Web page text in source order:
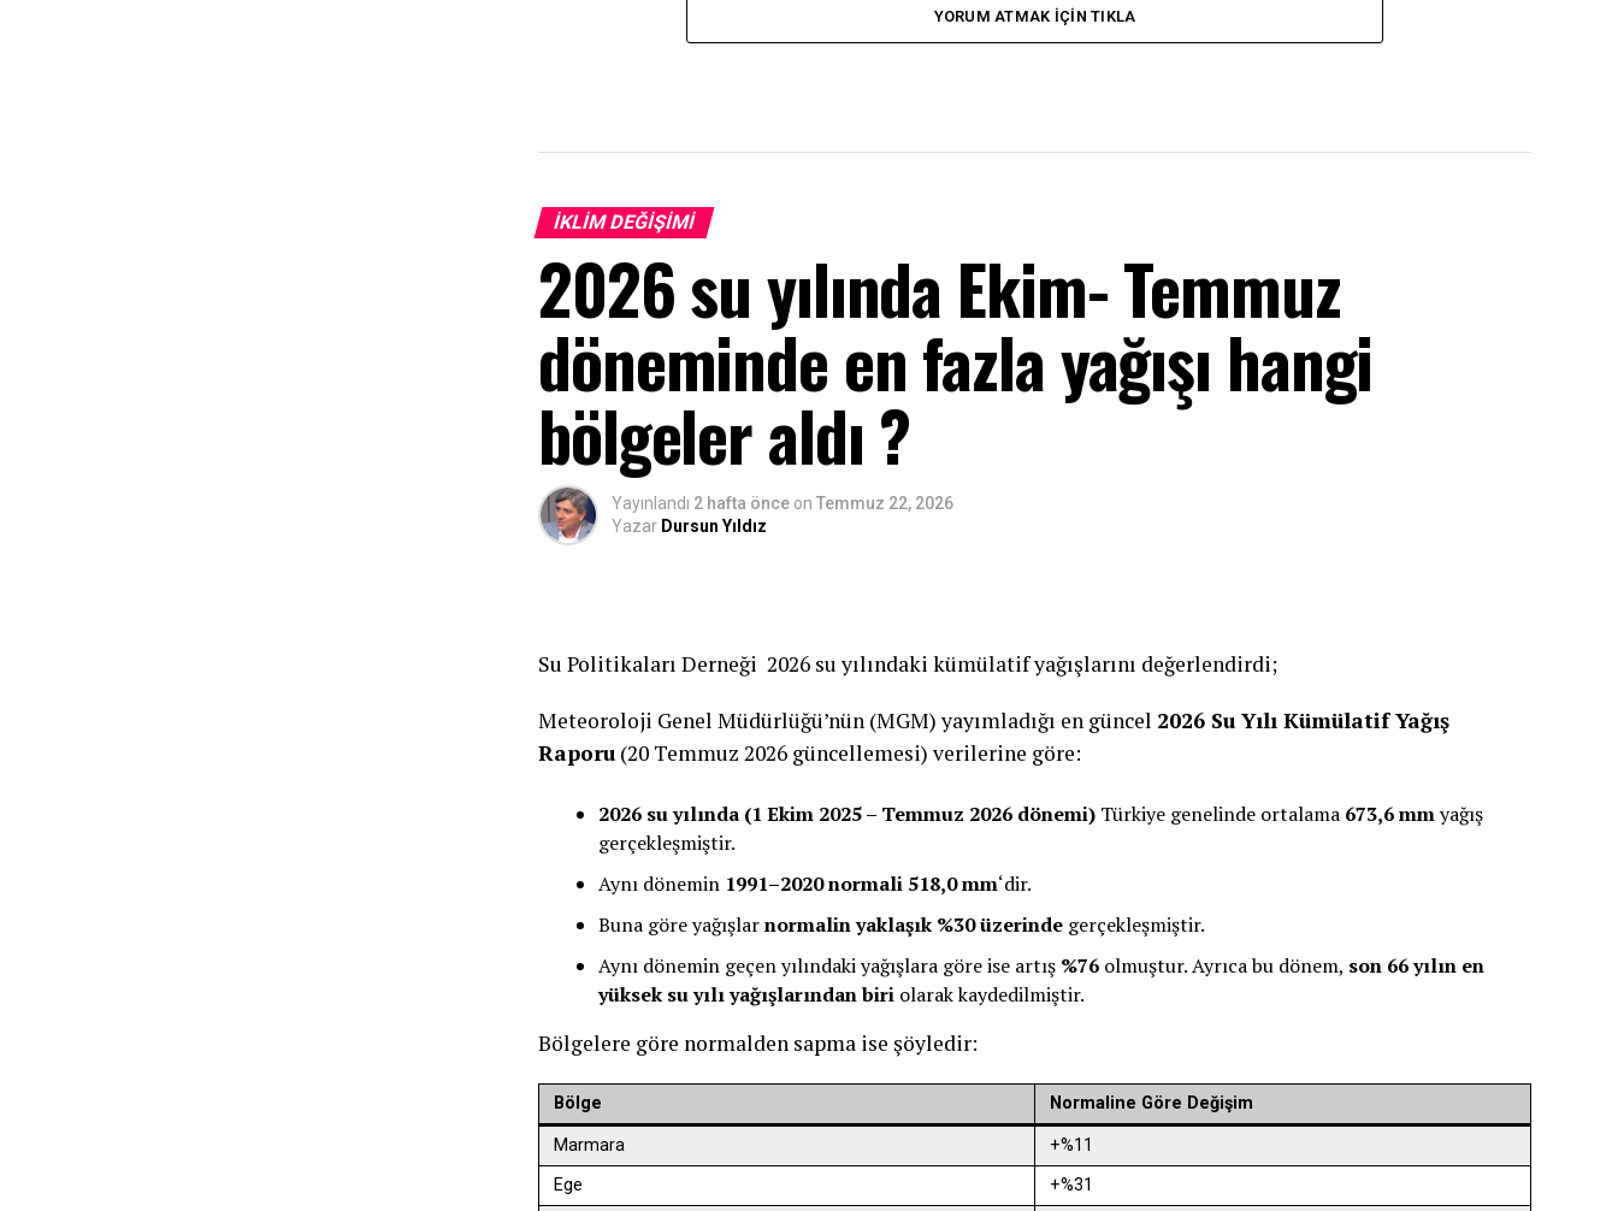
YORUM ATMAK IÇIN TIKLA
İKLIM DEĞIŞIMI
2026 su yılında Ekim- Temmuz
döneminde en fazla yağışı hangi
bölgeler aldı ?
Yayınlandı 2 hafta önce on Temmuz 22, 2026
Yazar Dursun Yıldız
Su Politikaları Derneği 2026 su yılındaki kümülatif yağışlarını değerlendirdi;
Meteoroloji Genel Müdürlüğü’nün (MGM) yayımladığı en güncel 2026 Su Yılı Kümülatif Yağış
Raporu (20 Temmuz 2026 güncellemesi) verilerine göre:
2026 su yılında (1 Ekim 2025 – Temmuz 2026 dönemi) Türkiye genelinde ortalama 673,6 mmyağış
gerçekleşmiştir.
Aynı dönemin 1991–2020 normali 518,0 mm‘dir.
Buna göre yağışlarnormalin yaklaşık %30 üzerinde gerçekleşmiştir.
Aynı dönemin geçen yılındaki yağışlara göre ise artış %76 olmuştur. Ayrıca bu dönem, son 66 yılın en
yüksek su yılı yağışlarından biri olarak kaydedilmiştir.
Bölgelere göre normalden sapma ise şöyledir:
Bölge Normaline Göre Değişim
Marmara
+%11
Ege
+%31